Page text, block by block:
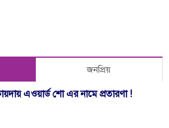
জনপ্রিয়
এওয়ার্ড শো এর নামে প্রতারণা !